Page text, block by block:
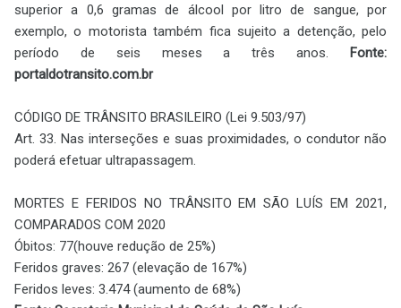
superior a 0,6 gramas de álcool por litro de sangue, por
exemplo, o motorista também fica sujeito a detenção, pelo
período de seis meses a três anos. Fonte:
portaldotransito.com.br
CÓDIGO DE TRÂNSITO BRASILEIRO (Lei 9.503/97)
Art. 33. Nas interseções e suas proximidades, o condutor não
poderá efetuar ultrapassagem.
MORTES E FERIDOS NO TRÂNSITO EM SÃO LUÍS EM 2021,
COMPARADOS COM 2020
Óbitos: 77(houve redução de 25%)
Feridos graves: 267 (elevação de 167%)
Feridos leves: 3.474 (aumento de 68%)